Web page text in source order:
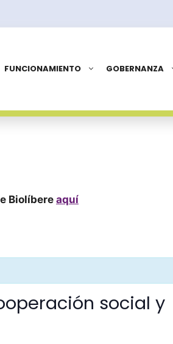
FUNCIONAMIENTO GOBERNANZA
Biolíbere aquí
social y